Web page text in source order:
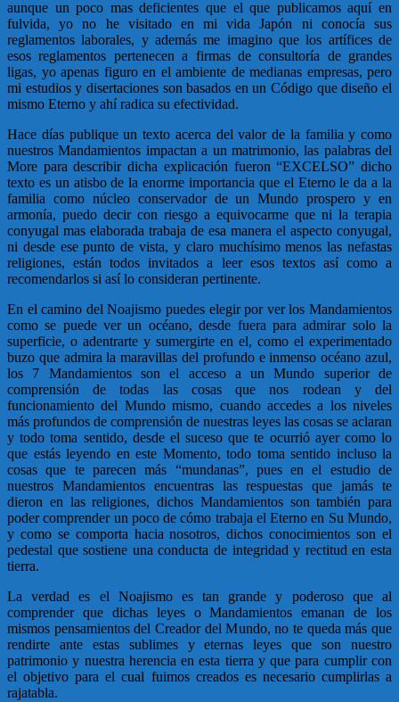
aunque un poco mas deficientes que el que publicamos aquí en
fulvida, yo no he visitado en mi vida Japón ni conocía sus
reglamentos laborales, y además me imagino que los artífices de
esos reglamentos pertenecen a firmas de consultoría de grandes
ligas, yo apenas figuro en el ambiente de medianas empresas, pero
mi estudios y disertaciones son basados en un Código que diseño el
mismo Eterno y ahí radica su efectividad.
Hace días publique un texto acerca del valor de la familia y como
nuestros Mandamientos impactan a un matrimonio, las palabras del
More para describir dicha explicación fueron “EXCELSO” dicho
texto es un atisbo de la enorme importancia que el Eterno le da a la
familia como núcleo conservador de un Mundo prospero y en
armonía, puedo decir con riesgo a equivocarme que ni la terapia
conyugal mas elaborada trabaja de esa manera el aspecto conyugal,
ni desde ese punto de vista, y claro muchísimo menos las nefastas
religiones, están todos invitados a leer esos textos así como a
recomendarlos si así lo consideran pertinente.
En el camino del Noajismo puedes elegir por ver los Mandamientos
como se puede ver un océano, desde fuera para admirar solo la
superficie, o adentrarte y sumergirte en el, como el experimentado
buzo que admira la maravillas del profundo e inmenso océano azul,
los 7 Mandamientos son el acceso a un Mundo superior de
comprensión de todas las cosas que nos rodean y del
funcionamiento del Mundo mismo, cuando accedes a los niveles
más profundos de comprensión de nuestras leyes las cosas se aclaran
y todo toma sentido, desde el suceso que te ocurrió ayer como lo
que estás leyendo en este Momento, todo toma sentido incluso la
cosas que te parecen más “mundanas”, pues en el estudio de
nuestros Mandamientos encuentras las respuestas que jamás te
dieron en las religiones, dichos Mandamientos son también para
poder comprender un poco de cómo trabaja el Eterno en Su Mundo,
y como se comporta hacia nosotros, dichos conocimientos son el
pedestal que sostiene una conducta de integridad y rectitud en esta
tierra.
La verdad es el Noajismo es tan grande y poderoso que al
comprender que dichas leyes o Mandamientos emanan de los
mismos pensamientos del Creador del Mundo, no te queda más que
rendirte ante estas sublimes y eternas leyes que son nuestro
patrimonio y nuestra herencia en esta tierra y que para cumplir con
el objetivo para el cual fuimos creados es necesario cumplirlas a
rajatabla.